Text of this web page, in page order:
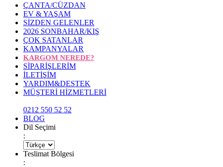
ÇANTA/CÜZDAN
EV & YAŞAM
SİZDEN GELENLER
2026 SONBAHAR/KIŞ
ÇOK SATANLAR
KAMPANYALAR
KARGOM NEREDE?
SİPARİŞLERİM
İLETİŞİM
YARDIM&DESTEK
MÜŞTERİ HİZMETLERİ
0212 550 52 52
BLOG
Dil Seçimi
:
Teslimat Bölgesi
: